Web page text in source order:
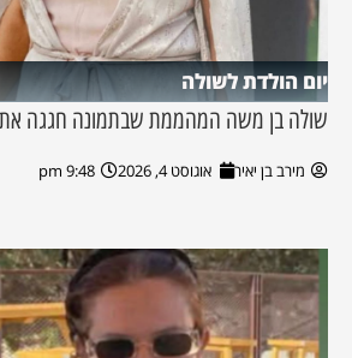
יום הולדת לשולה
שולה בן משה המהממת שבתמונה חגגה את
מירב בן יאיר אוגוסט 4, 2026 9:48 pm